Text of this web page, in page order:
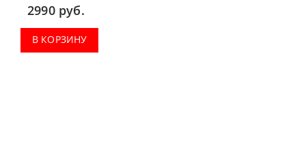
2990 руб.
В КОРЗИНУ